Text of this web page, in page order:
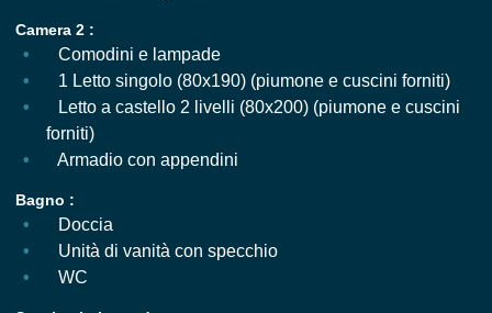
Camera 2 :
Comodini e lampade
1 Letto singolo (80x190) (piumone e cuscini forniti)
Letto a castello 2 livelli (80x200) (piumone e cuscini
forniti)
Armadio con appendini
Bagno :
Doccia
Unità di vanità con specchio
WC